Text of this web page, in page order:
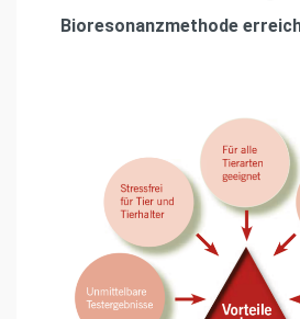
Bioresonanzmethode